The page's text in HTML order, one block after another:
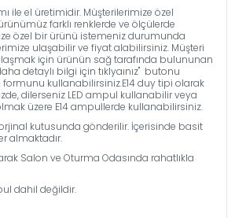
ile el üretimidir. Müşterilerimize özel
farklı renklerde ve ölçülerde
özel bir ürünü istemeniz durumunda
ulaşabilir ve fiyat alabilirsiniz. Müşteri
için ürünün sağ tarafında bulununan
detaylı bilgi için tıklyaınız'' butonu
kullanabilirsiniz.E14 duy tipi olarak
dilerseniz LED ampul kullanabilir veya
üzere E14 ampullerde kullanabilirsiniz.
kutusunda gönderilir. İçerisinde basit
almaktadır.
Salon ve Oturma Odasında rahatlıkla
dahil değildir.